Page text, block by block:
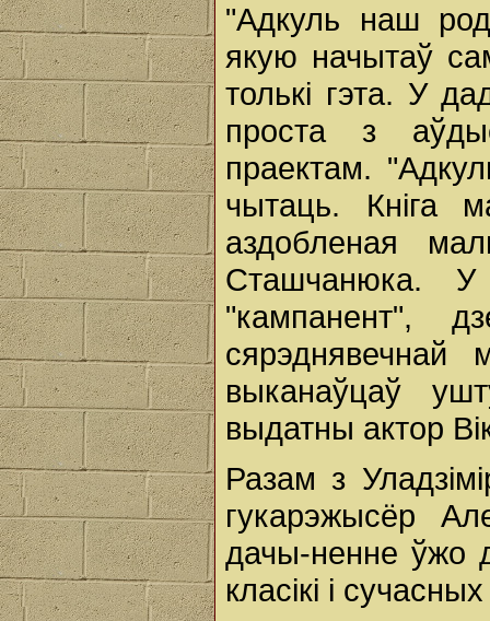
"Адкуль наш
якую начытаў
толькі гэта. У
проста з
праектам.
чытаць. Кніга
аздобленая
Сташчанюка. У
"кампанент",
сярэднявечнай
выканаўцаў
выдатны актор
Разам з
гукарэжысёр
дачы-ненне ўжо
класікі і